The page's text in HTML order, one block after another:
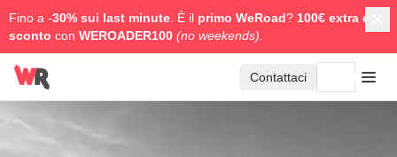
Fino a -30% sui last minute . È il primo WeRoad? 100€ extra di
sconto con WEROADER100 (no weekends).
Contattaci